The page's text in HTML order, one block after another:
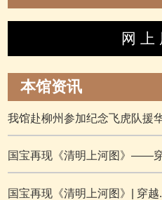
网 上
本馆资讯
我馆赴柳州参加纪念飞虎队援
国宝再现《清明上河图》——
国宝再现《清明上河图》| 穿越